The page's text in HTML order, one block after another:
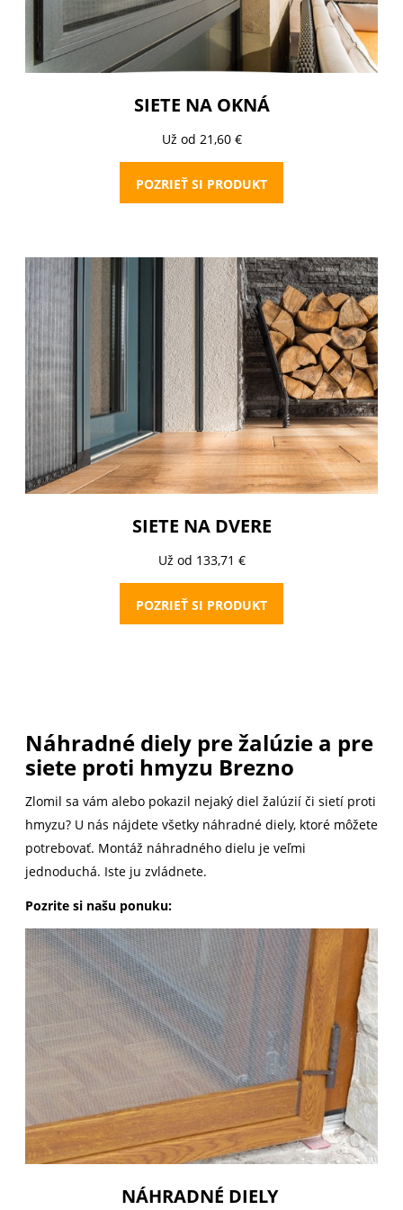
SIETE NA OKNÁ
Už od 21,60 €
POZRIEŤ SI PRODUKT
SIETE NA DVERE
Už od 133,71 €
POZRIEŤ SI PRODUKT
Náhradné diely pre žalúzie a pre
siete proti hmyzu Brezno
Zlomil sa vám alebo pokazil nejaký diel žalúzií či sietí proti
hmyzu? U nás nájdete všetky náhradné diely, ktoré môžete
potrebovať. Montáž náhradného dielu je veľmi
jednoduchá. Iste ju zvládnete.
Pozrite si našu ponuku:
NÁHRADNÉ DIELY